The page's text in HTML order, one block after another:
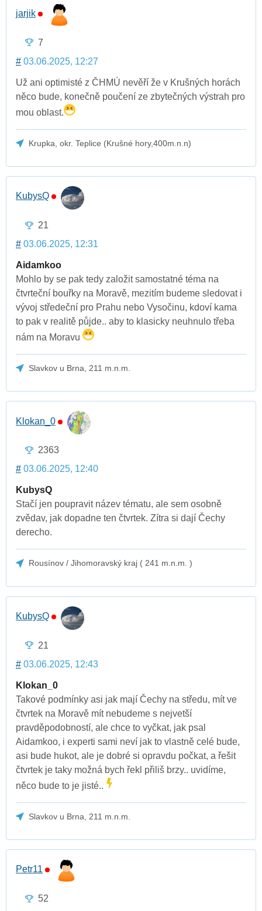
jarjik
7
# 03.06.2025, 12:27
Už ani optimisté z ČHMÚ nevěří že v Krušných horách
něco bude, konečně poučení ze zbytečných výstrah pro
mou oblast.
Krupka, okr. Teplice (Krušné hory,400m.n.n)
KubysQ
21
# 03.06.2025, 12:31
Aidamkoo
Mohlo by se pak tedy založit samostatné téma na
čtvrteční bouřky na Moravě, mezitím budeme sledovat i
vývoj středeční pro Prahu nebo Vysočinu, kdoví kama
to pak v realitě půjde.. aby to klasicky neuhnulo třeba
nám na Moravu
Slavkov u Brna, 211 m.n.m.
Klokan_0
2363
# 03.06.2025, 12:40
KubysQ
Stačí jen poupravit název tématu, ale sem osobně
zvědav, jak dopadne ten čtvrtek. Zítra si dají Čechy
derecho.
Rousínov / Jihomoravský kraj ( 241 m.n.m. )
KubysQ
21
# 03.06.2025, 12:43
Klokan_0
Takové podmínky asi jak mají Čechy na středu, mít ve
čtvrtek na Moravě mít nebudeme s nejvetší
pravděpodobností, ale chce to vyčkat, jak psal
Aidamkoo, i experti sami neví jak to vlastně celé bude,
asi bude hukot, ale je dobré si opravdu počkat, a řešit
čtvrtek je taky možná bych řekl přiliš brzy.. uvidíme,
něco bude to je jisté..
Slavkov u Brna, 211 m.n.m.
Petr11
52